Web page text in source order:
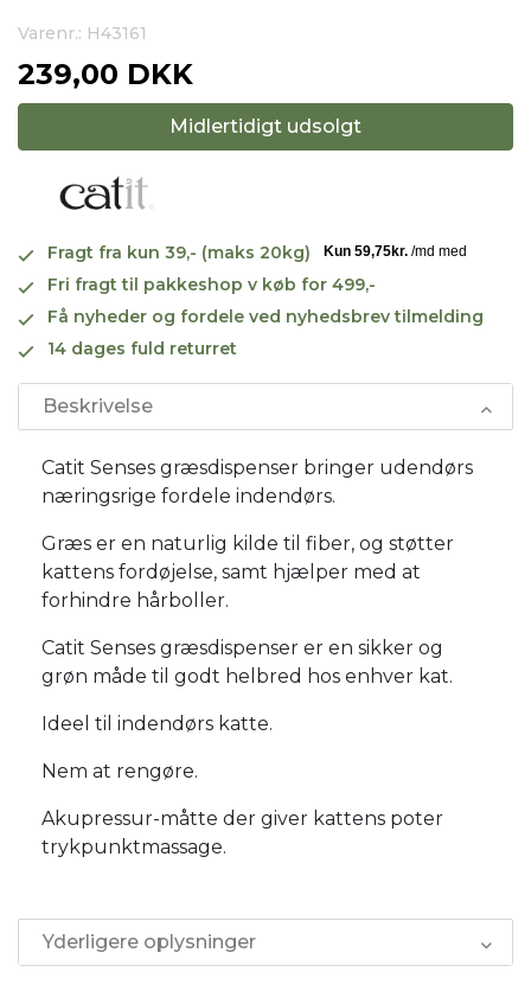
Varenr.: H43161
239,00 DKK
Midlertidigt udsolgt
Fragt fra kun 39,- (maks 20kg)
Fri fragt til pakkeshop v køb for 499,-
Få nyheder og fordele ved nyhedsbrev tilmelding
14 dages fuld returret
Beskrivelse
Catit Senses græsdispenser bringer udendørs
næringsrige fordele indendørs.
Græs er en naturlig kilde til fiber, og støtter
kattens fordøjelse, samt hjælper med at
forhindre hårboller.
Catit Senses græsdispenser er en sikker og
grøn måde til godt helbred hos enhver kat.
Ideel til indendørs katte.
Nem at rengøre.
Akupressur-måtte der giver kattens poter
trykpunktmassage.
Yderligere oplysninger